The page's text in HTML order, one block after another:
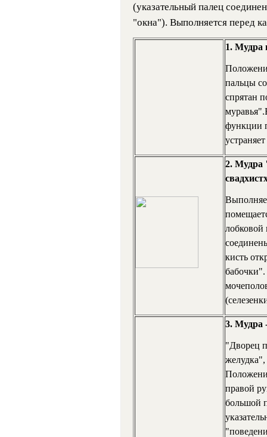
(указательный палец
"окна"). Выполняется перед
1. Мудра
пальцы
спрятан
функции
2. Мудра
лобковой
кисть
бабочки".
3. Мудра
"Дворец
желудка",
правой
большой